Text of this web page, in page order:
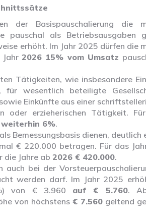
der Basispauschalierung die
pauschal als Betriebsausgaben
erhöht. Im Jahr 2025 dürfen die
Jahr2026 15% vom Umsatz
Tätigkeiten, wie insbesondere
für wesentlich beteiligte
Einkünfte aus einer
oder erzieherischen Tätigkeit.
weiterhin 6%.
Bemessungsbasis dienen, deutlich
€ 220.000 betragen. Für das
die Jahre ab 2026 € 420.000.
auch bei der
werden darf. Im Jahr 2025
von € 3.960 auf € 5.760.
von höchstens€ 7.560 geltend